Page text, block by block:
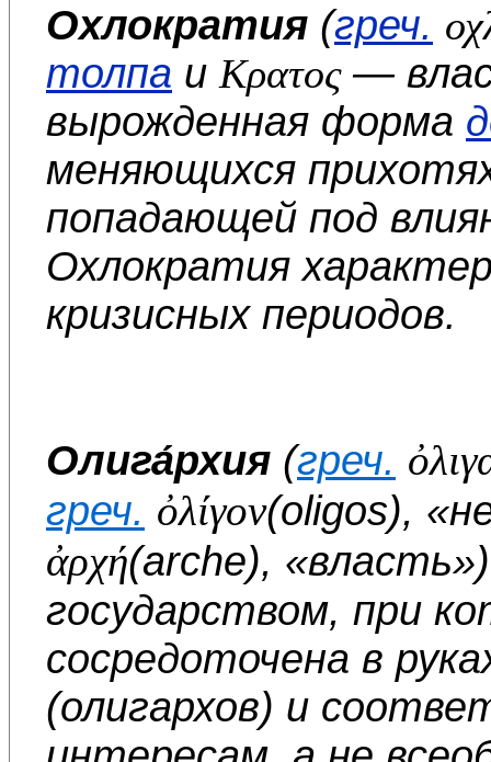
Охлократия (греч.
толпа и Κρατος—
вырожденная форма
меняющихся
попадающей под
Охлократия
кризисных периодов.
Олига́рхия (греч.
греч. ὀλίγον(oligos),
ἀρχή(arche),
государством, при
сосредоточена в
(олигархов) и